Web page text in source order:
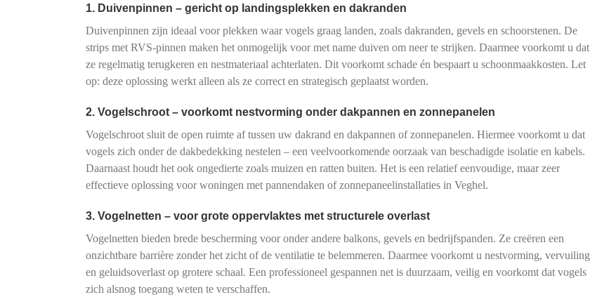
1. Duivenpinnen – gericht op landingsplekken en dakranden
Duivenpinnen zijn ideaal voor plekken waar vogels graag landen, zoals dakranden, gevels en schoorstenen. De
strips met RVS-pinnen maken het onmogelijk voor met name duiven om neer te strijken. Daarmee voorkomt u dat
ze regelmatig terugkeren en nestmateriaal achterlaten. Dit voorkomt schade én bespaart u schoonmaakkosten. Let
op: deze oplossing werkt alleen als ze correct en strategisch geplaatst worden.
2. Vogelschroot – voorkomt nestvorming onder dakpannen en zonnepanelen
Vogelschroot sluit de open ruimte af tussen uw dakrand en dakpannen of zonnepanelen. Hiermee voorkomt u dat
vogels zich onder de dakbedekking nestelen – een veelvoorkomende oorzaak van beschadigde isolatie en kabels.
Daarnaast houdt het ook ongedierte zoals muizen en ratten buiten. Het is een relatief eenvoudige, maar zeer
effectieve oplossing voor woningen met pannendaken of zonnepaneelinstallaties in Veghel.
3. Vogelnetten – voor grote oppervlaktes met structurele overlast
Vogelnetten bieden brede bescherming voor onder andere balkons, gevels en bedrijfspanden. Ze creëren een
onzichtbare barrière zonder het zicht of de ventilatie te belemmeren. Daarmee voorkomt u nestvorming, vervuiling
en geluidsoverlast op grotere schaal. Een professioneel gespannen net is duurzaam, veilig en voorkomt dat vogels
zich alsnog toegang weten te verschaffen.